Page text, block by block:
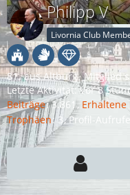
Philipp V
Livornia Club
81 aus Altburg Mitglied
Letzte Aktivität:Vor 8
Beiträge 3.861 Erhaltene
Trophäen 3 Profil-Aufrufe